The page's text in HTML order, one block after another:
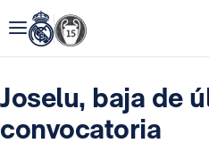
Joselu, baja de
convocatoria